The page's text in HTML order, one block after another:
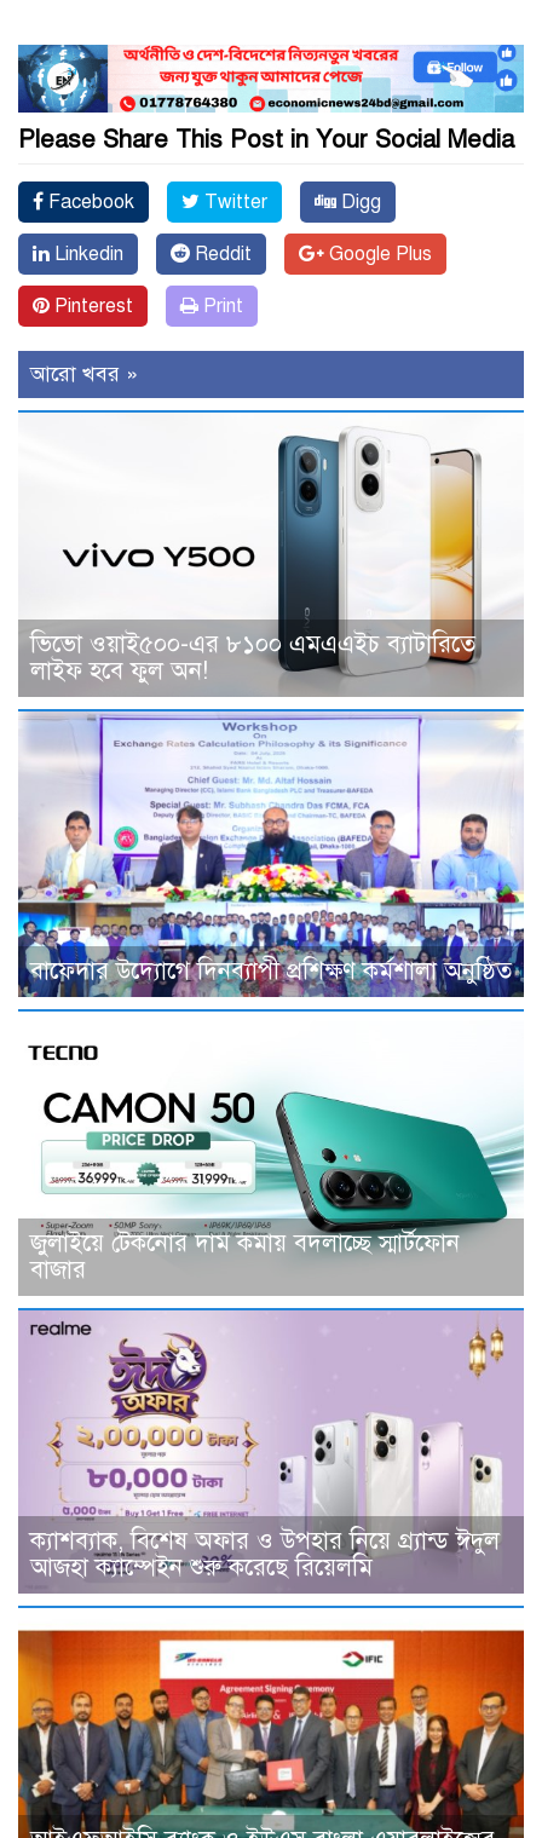
Please Share This Post in Your Social Media
Facebook Twitter Digg
Linkedin Reddit Google Plus
Pinterest Print
আরো খবর »
ভিভো ওয়াই৫০০-এর ৮১০০ এমএএইচ ব্যাটারিতে
লাইফ হবে ফুল অন!
বাফেদার উদ্যোগে দিনব্যাপী প্রশিক্ষণ কর্মশালা অনুষ্ঠিত
জুলাইয়ে টেকনোর দাম কমায় বদলাচ্ছে স্মার্টফোন
বাজার
ক্যাশব্যাক, বিশেষ অফার ও উপহার নিয়ে গ্র্যান্ড ঈদুল
আজহা ক্যাম্পেইন শুরু করেছে রিয়েলমি